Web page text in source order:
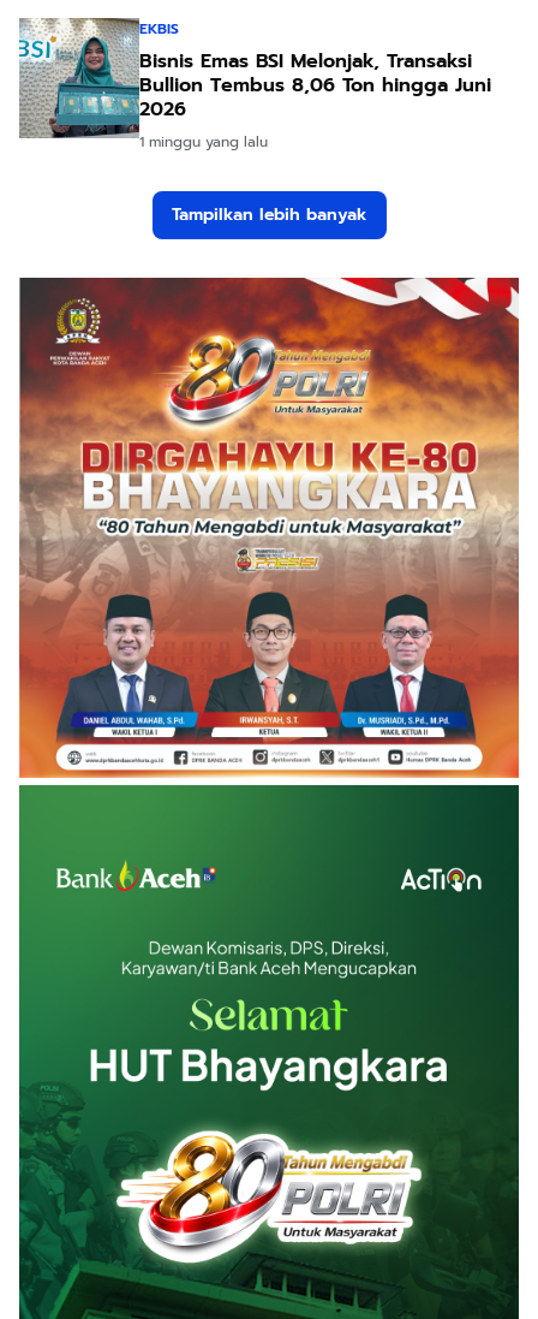
EKBIS
Bisnis Emas BSI Melonjak, Transaksi
Bullion Tembus 8,06 Ton hingga Juni
2026
1 minggu yang lalu
Tampilkan lebih banyak